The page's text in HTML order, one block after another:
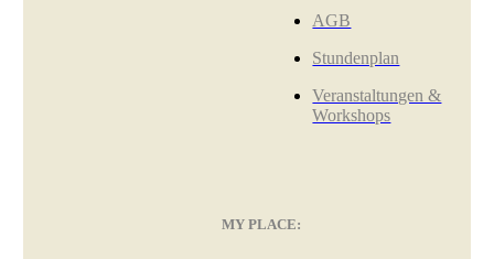
AGB
Stundenplan
Veranstaltungen &
Workshops
MY PLACE: